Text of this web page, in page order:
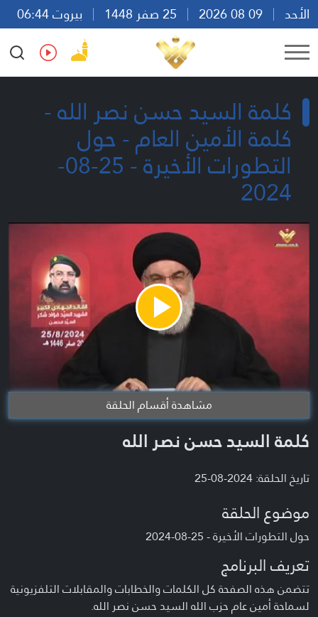
الأحد
بيروت 06:44
Ar
En Fr Es
كلمة السيد حسن نصر الله -
كلمة الأمين العام - حول
التطورات الأخيرة - 25-08-
2024
Play
Video
مشاهدة أقسام الحلقة
كلمة السيد حسن نصر الله
تاريخ الحلقة: 2024-08-25
موضوع الحلقة
حول التطورات الأخيرة - 25-08-2024
تعريف البرنامج
تتضمن هذه الصفحة كل الكلمات والخطابات والمقابلات التلفزيونية
لسماحة أمين عام حزب الله السيد حسن نصر الله.